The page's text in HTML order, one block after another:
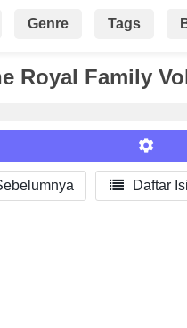
Genre Tags
Royal Family
 Daftar Isi